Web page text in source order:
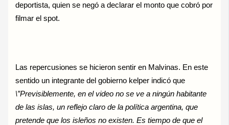
deportista, quien se negó a declarar el monto que cobró por
filmar el spot.
Las repercusiones se hicieron sentir en Malvinas. En este
sentido un integrante del gobierno kelper indicó que
\”Previsiblemente, en el video no se ve a ningún habitante
de las islas, un reflejo claro de la política argentina, que
pretende que los isleños no existen. Es tiempo de que el